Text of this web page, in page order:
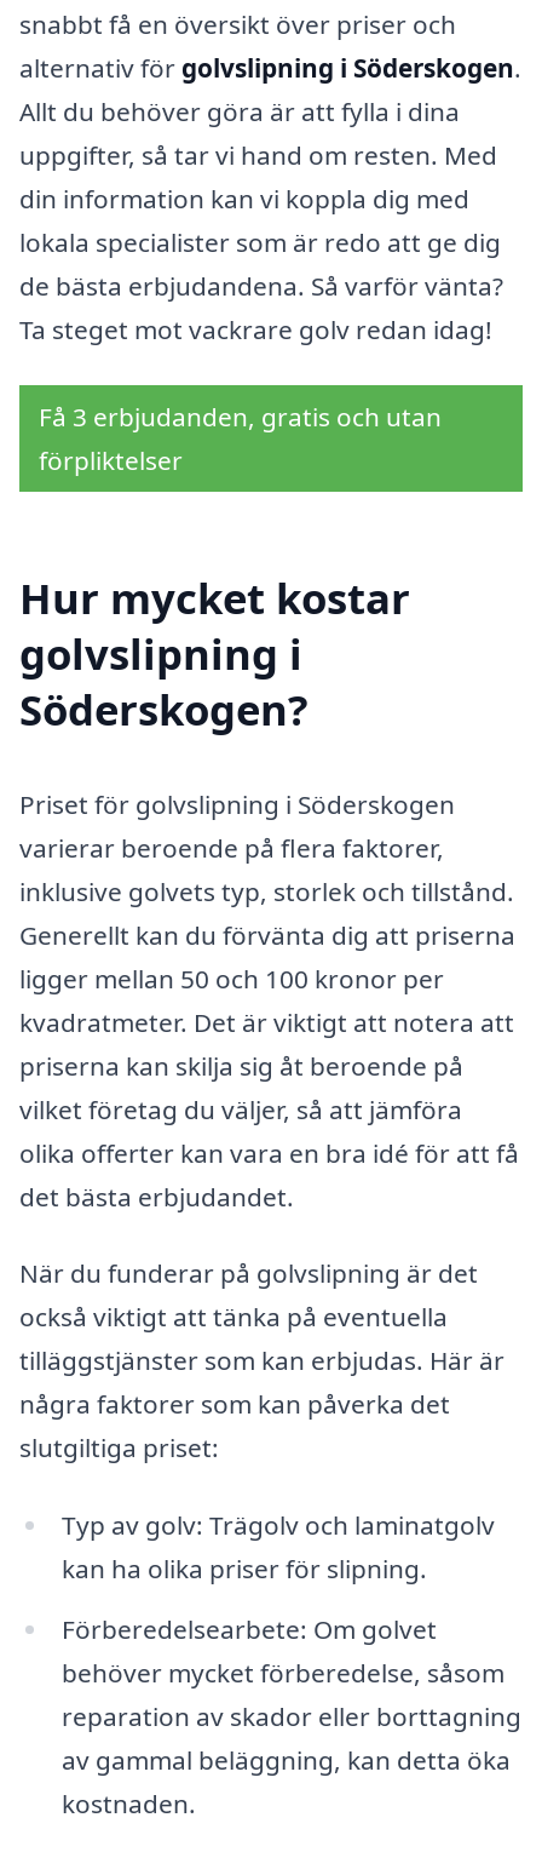
snabbt få en översikt över priser och
alternativ för golvslipning i Söderskogen.
Allt du behöver göra är att fylla i dina
uppgifter, så tar vi hand om resten. Med
din information kan vi koppla dig med
lokala specialister som är redo att ge dig
de bästa erbjudandena. Så varför vänta?
Ta steget mot vackrare golv redan idag!
Få 3 erbjudanden, gratis och utan
förpliktelser
Hur mycket kostar
golvslipning i
Söderskogen?
Priset för golvslipning i Söderskogen
varierar beroende på flera faktorer,
inklusive golvets typ, storlek och tillstånd.
Generellt kan du förvänta dig att priserna
ligger mellan 50 och 100 kronor per
kvadratmeter. Det är viktigt att notera att
priserna kan skilja sig åt beroende på
vilket företag du väljer, så att jämföra
olika offerter kan vara en bra idé för att få
det bästa erbjudandet.
När du funderar på golvslipning är det
också viktigt att tänka på eventuella
tilläggstjänster som kan erbjudas. Här är
några faktorer som kan påverka det
slutgiltiga priset:
Typ av golv: Trägolv och laminatgolv
kan ha olika priser för slipning.
Förberedelsearbete: Om golvet
behöver mycket förberedelse, såsom
reparation av skador eller borttagning
av gammal beläggning, kan detta öka
kostnaden.